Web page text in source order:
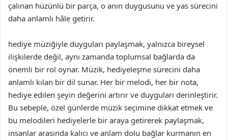
çalınan hüzünlü bir parça, o anın duygusunu ve yas sürecini
daha anlamlı hâle getirir.
hediye müziğiyle duyguları paylaşmak, yalnızca bireysel
ilişkilerde değil, aynı zamanda toplumsal bağlarda da
önemli bir rol oynar. Müzik, hediyeleşme sürecini daha
anlamlı kılan bir dil sunar. Her bir melodi, her bir nota,
hediye edilen şeyin değerini artırır ve duyguları derinleştirir.
Bu sebeple, özel günlerde müzik seçimine dikkat etmek ve
bu melodileri hediyelerle bir araya getirerek paylaşmak,
insanlar arasında kalıcı ve anlam dolu bağlar kurmanın en